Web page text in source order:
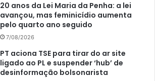
20 anos da Lei Maria da Penha: a lei
avançou, mas feminicídio aumenta
pelo quarto ano seguido
7/08/2026
PT aciona TSE para tirar do ar site
ligado ao PL e suspender ‘hub’ de
desinformação bolsonarista